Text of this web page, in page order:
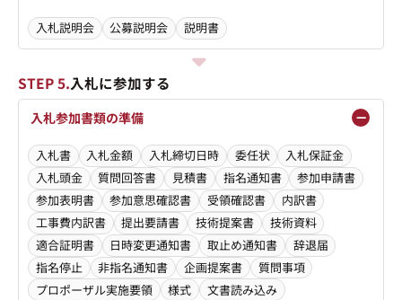
入札説明会 公募説明会 説明書
STEP 5.入札に参加する
入札参加書類の準備
入札書 入札金額 入札締切日時 委任状
入札保証金
入札頭金
質問回答書 見積書 指名通知書
参加申請書
参加表明書
参加意思確認書 受領確認書
内訳書
工事費内訳書
提出要請書 技術提案書
技術資料
適合証明書
日時変更通知書 取止め通知書
辞退届
指名停止
非指名通知書 企画提案書
質問事項
プロポーザル実施要領
様式 文書読み込み